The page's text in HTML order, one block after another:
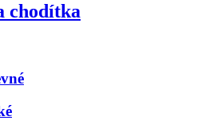
chodítka